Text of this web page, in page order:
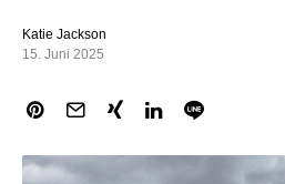
Katie Jackson
15. Juni 2025